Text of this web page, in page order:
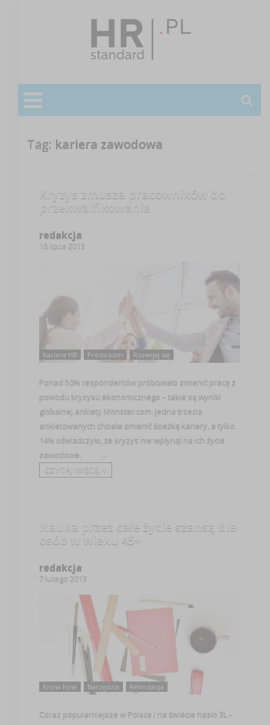
Tag: kariera zawodowa
Kryzys zmusza pracowników do
przekwalfikowania
redakcja
16 lipca 2013
Kariera HR Pressroom Rozwijaj się
Ponad 50% respondentów próbowało zmienić pracę z
powodu kryzysu ekonomicznego – takie są wyniki
globalnej ankiety Monster.com. Jedna trzecia
ankietowanych chciała zmienić ścieżkę kariery, a tylko
14% oświadczyło, że kryzys nie wpłynął na ich życie
zawodowe. ...
CZYTAJ WIĘCEJ +
Nauka przez całe życie szansą dla
osób w wieku 45+
redakcja
7 lutego 2013
Know How Narzędzia Rekrutacja
Coraz popularniejsze w Polsce i na świecie hasło 3L –